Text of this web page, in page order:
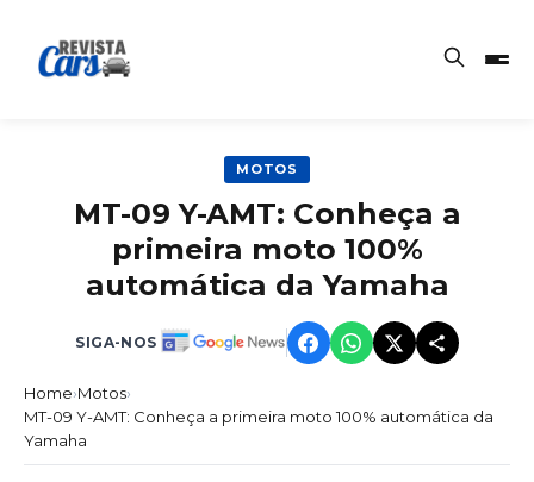
MOTOS
MT-09 Y-AMT: Conheça a
primeira moto 100%
automática da Yamaha
SIGA-NOS
Home›Motos›
MT-09 Y-AMT: Conheça a primeira moto 100% automática da
Yamaha